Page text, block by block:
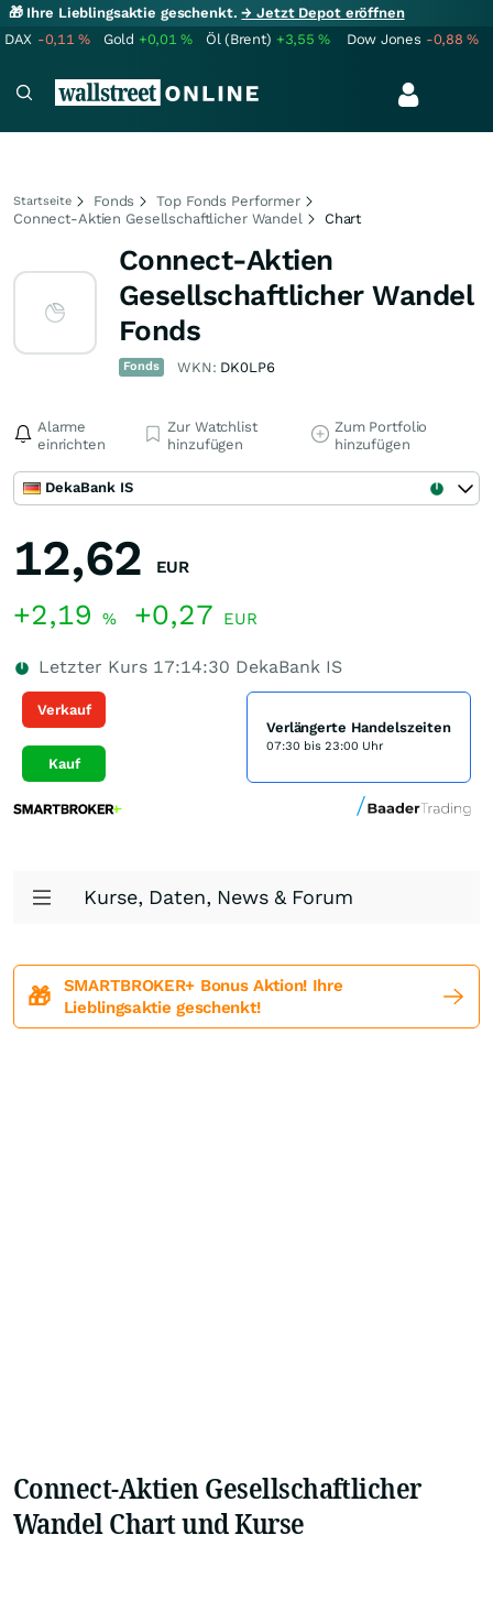
🎁 Ihre Lieblingsaktie geschenkt.→ Jetzt Depot eröffnen
DAX -0,11% Gold +0,01% Öl (Brent) +3,55% Dow Jones -0,88%
Startseite Fonds
Top Fonds Performer
Connect-Aktien Gesellschaftlicher Wandel
Chart
Connect-Aktien
Gesellschaftlicher Wandel
Fonds
Fonds WKN: DK0LP6
Alarme
einrichten
Zur Watchlist
hinzufügen
Zum Portfolio
hinzufügen
DekaBank IS
12,62 EUR
+2,19 % +0,27 EUR
Letzter Kurs 17:14:30 DekaBank IS
Verkauf
Kauf
Verlängerte Handelszeiten
07:30 bis 23:00 Uhr
Kurse, Daten, News & Forum
🎁
SMARTBROKER+ Bonus Aktion! Ihre
Lieblingsaktie geschenkt!
Connect-Aktien Gesellschaftlicher
Wandel Chart und Kurse